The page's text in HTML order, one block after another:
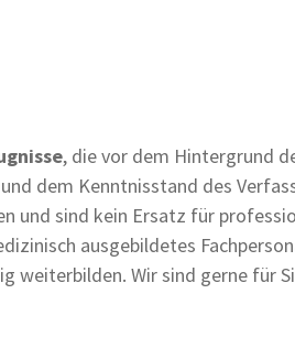
, die vor dem Hintergrund
dem Kenntnisstand des
und sind kein Ersatz für
ausgebildetes
weiterbilden. Wir sind gerne für